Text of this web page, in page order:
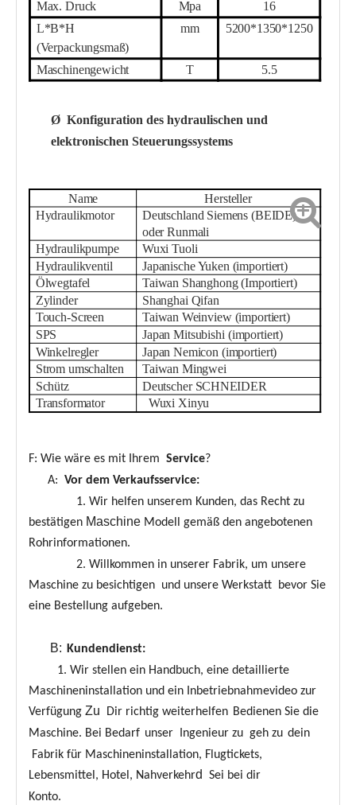
Max. Druck Mpa
16
L*B*H
(Verpackungsmaß)
mm 5200*1350*1 250
Maschinengewicht T 5.5
Ø Konfiguration des hydraulischen und
elektronischen Steuerungssystems
Name
Hersteller
Hydraulikmotor
Deutschland Siemens (BEIDE)
oder Runmali
Hydraulikpumpe
Wuxi Tuoli
Hydraulikventil
Japanische Yuken (importiert)
Ölwegtafel
Taiwan Shanghong (Importiert)
Zylinder
Shanghai Qifan
Touch-Screen
Taiwan Weinview (importiert)
SPS
Japan Mitsubishi (importiert)
Winkelregler
Japan Nemicon (importiert)
Strom umschalten
Taiwan Mingwei
Schütz
Deutscher SCHNEIDER
Transformator
Wuxi Xinyu
F: Wie wäre es mit Ihrem Service?
A: Vor dem Verkaufsservice:
1. Wir helfen unserem Kunden, das Recht zu
bestätigen Maschine Modell gemäß den angebotenen
Rohrinformationen.
2. Willkommen in unserer Fabrik, um unsere
Maschine zu besichtigen und unsere Werkstatt bevor Sie
eine Bestellung aufgeben.
B: Kundendienst:
1. Wir stellen ein Handbuch, eine detaillierte
Maschineninstallation und ein Inbetriebnahmevideo zur
Verfügung Zu Dir richtig weiterhelfen Bedienen Sie die
Maschine. Bei Bedarf unser Ingenieur zu geh zu dein
Fabrik für Maschineninstallation, Flugtickets,
Lebensmittel, Hotel, Nahverkehrd
Sei bei dir
Konto.